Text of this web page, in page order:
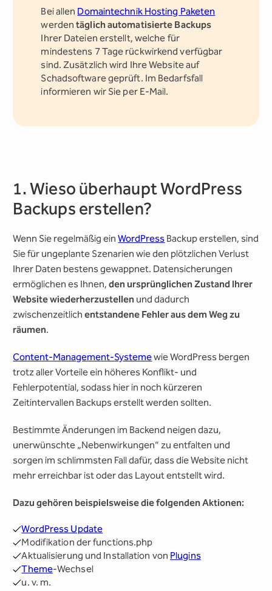
Bei allen Domaintechnik Hosting Paketen
werdentäglich automatisierte Backups
Ihrer Dateien erstellt, welche für
mindestens 7 Tage rückwirkend verfügbar
sind. Zusätzlich wird Ihre Website auf
Schadsoftware geprüft. Im Bedarfsfall
informieren wir Sie per E-Mail.
1. Wieso überhaupt WordPress
Backups erstellen?
Wenn Sie regelmäßig einWordPress Backup erstellen, sind
Sie für ungeplante Szenarien wie den plötzlichen Verlust
Ihrer Daten bestens gewappnet. Datensicherungen
ermöglichen es Ihnen,den ursprünglichen Zustand Ihrer
Website wiederherzustellen und dadurch
zwischenzeitlichentstandene Fehler aus dem Weg zu
räumen.
Content-Management-Systemewie WordPress bergen
trotz aller Vorteile ein höheres Konflikt- und
Fehlerpotential, sodass hier in noch kürzeren
Zeitintervallen Backups erstellt werden sollten.
Bestimmte Änderungen im Backend neigen dazu,
unerwünschte „Nebenwirkungen“ zu entfalten und
sorgen im schlimmsten Fall dafür, dass die Website nicht
mehr erreichbar ist oder das Layout entstellt wird.
Dazu gehören beispielsweise die folgenden Aktionen:
WordPress Update
Modifikation der functions.php
Aktualisierung und Installation von Plugins
Theme-Wechsel
u. v. m.